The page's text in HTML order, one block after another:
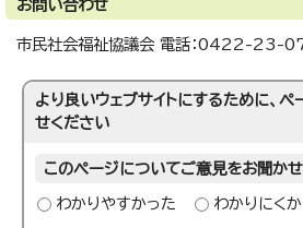
お問い合わせ
市民社会福祉協議会 電話：0422-23-
より良いウェブサイトにするために、
せください
このページについてご意見をお聞か
わかりやすかった わかりにく